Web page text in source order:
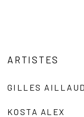
ARTISTES
GILLES AILLAUD
KOSTA ALEX